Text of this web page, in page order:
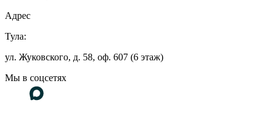
Адрес
Тула:
ул. Жуковского, д. 58, оф. 607 (6 этаж)
Мы в соцсетях